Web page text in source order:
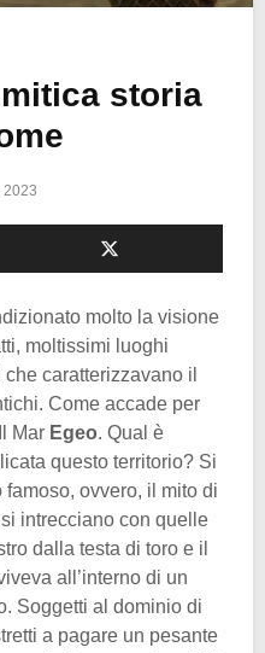
storia
2023
molto la visione
moltissimi luoghi
caratterizzavano il
Come accade per
Mar Egeo. Qual è
questo territorio? Si
ovvero, il mito di
intrecciano con quelle
dalla testa di toro e il
all’interno di un
Soggetti al dominio di
a pagare un pesante